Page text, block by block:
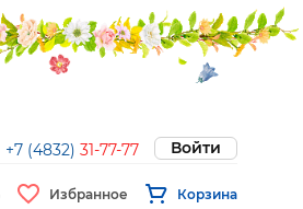
+7 (4832) 31-77-77 Войти
Избранное Корзина